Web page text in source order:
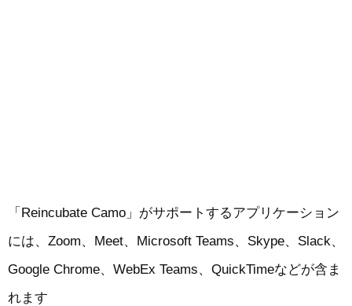
「Reincubate Camo」がサポートするアプリケーション
には、Zoom、Meet、Microsoft Teams、Skype、Slack、
Google Chrome、WebEx Teams、QuickTimeなどが含ま
れます